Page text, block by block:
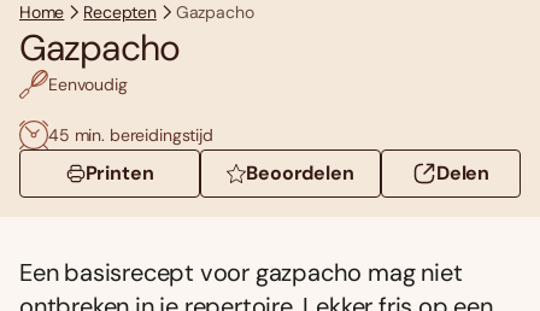
Home Recepten Gazpacho
Gazpacho
Eenvoudig
45 min. bereidingstijd
Printen Beoordelen Delen
Een basisrecept voor gazpacho mag niet